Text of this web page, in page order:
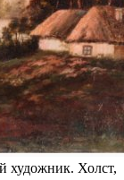
художник. Холст,